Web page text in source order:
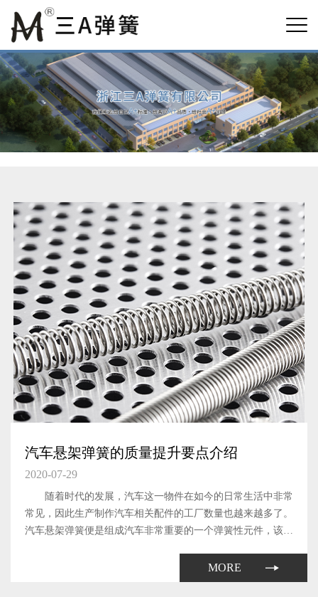
汽车悬架弹簧的质量提升要点介绍
2020-07-29
随着时代的发展，汽车这一物件在如今的日常生活中非常
常见，因此生产制作汽车相关配件的工厂数量也越来越多了。
汽车悬架弹簧便是组成汽车非常重要的一个弹簧性元件，该元
MORE